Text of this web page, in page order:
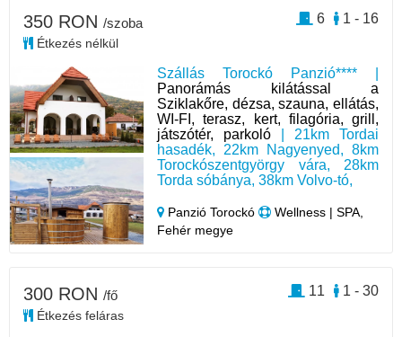
Szállás Torockó Panzió**** |
Panorámás kilátással a
Sziklakőre, dézsa, szauna, ellátás,
WI-FI, terasz, kert, filagória, grill,
játszótér, parkoló | 21km Tordai
hasadék, 22km Nagyenyed, 8km
Torockószentgyörgy vára, 28km
Torda sóbánya, 38km Volvo-tó,
Panzió Torockó
Wellness | SPA,
Fehér megye
350 RON /szoba
Étkezés nélkül
1 - 16
6
300 RON /fő
Étkezés feláras
1 - 30
11